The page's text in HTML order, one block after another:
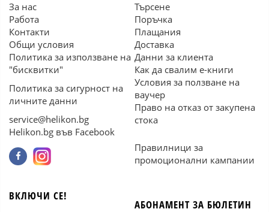
За нас
Работа
Контакти
Общи условия
Политика за използване на
"бисквитки"
Политика за сигурност на
личните данни
service@helikon.bg
Helikon.bg във Facebook
Търсене
Поръчка
Плащания
Доставка
Данни за клиента
Как да свалим е-книги
Условия за ползване на
ваучер
Право на отказ от закупена
стока
Правилници за
промоционални кампании
ВКЛЮЧИ СЕ!
АБОНАМЕНТ ЗА БЮЛЕТИН